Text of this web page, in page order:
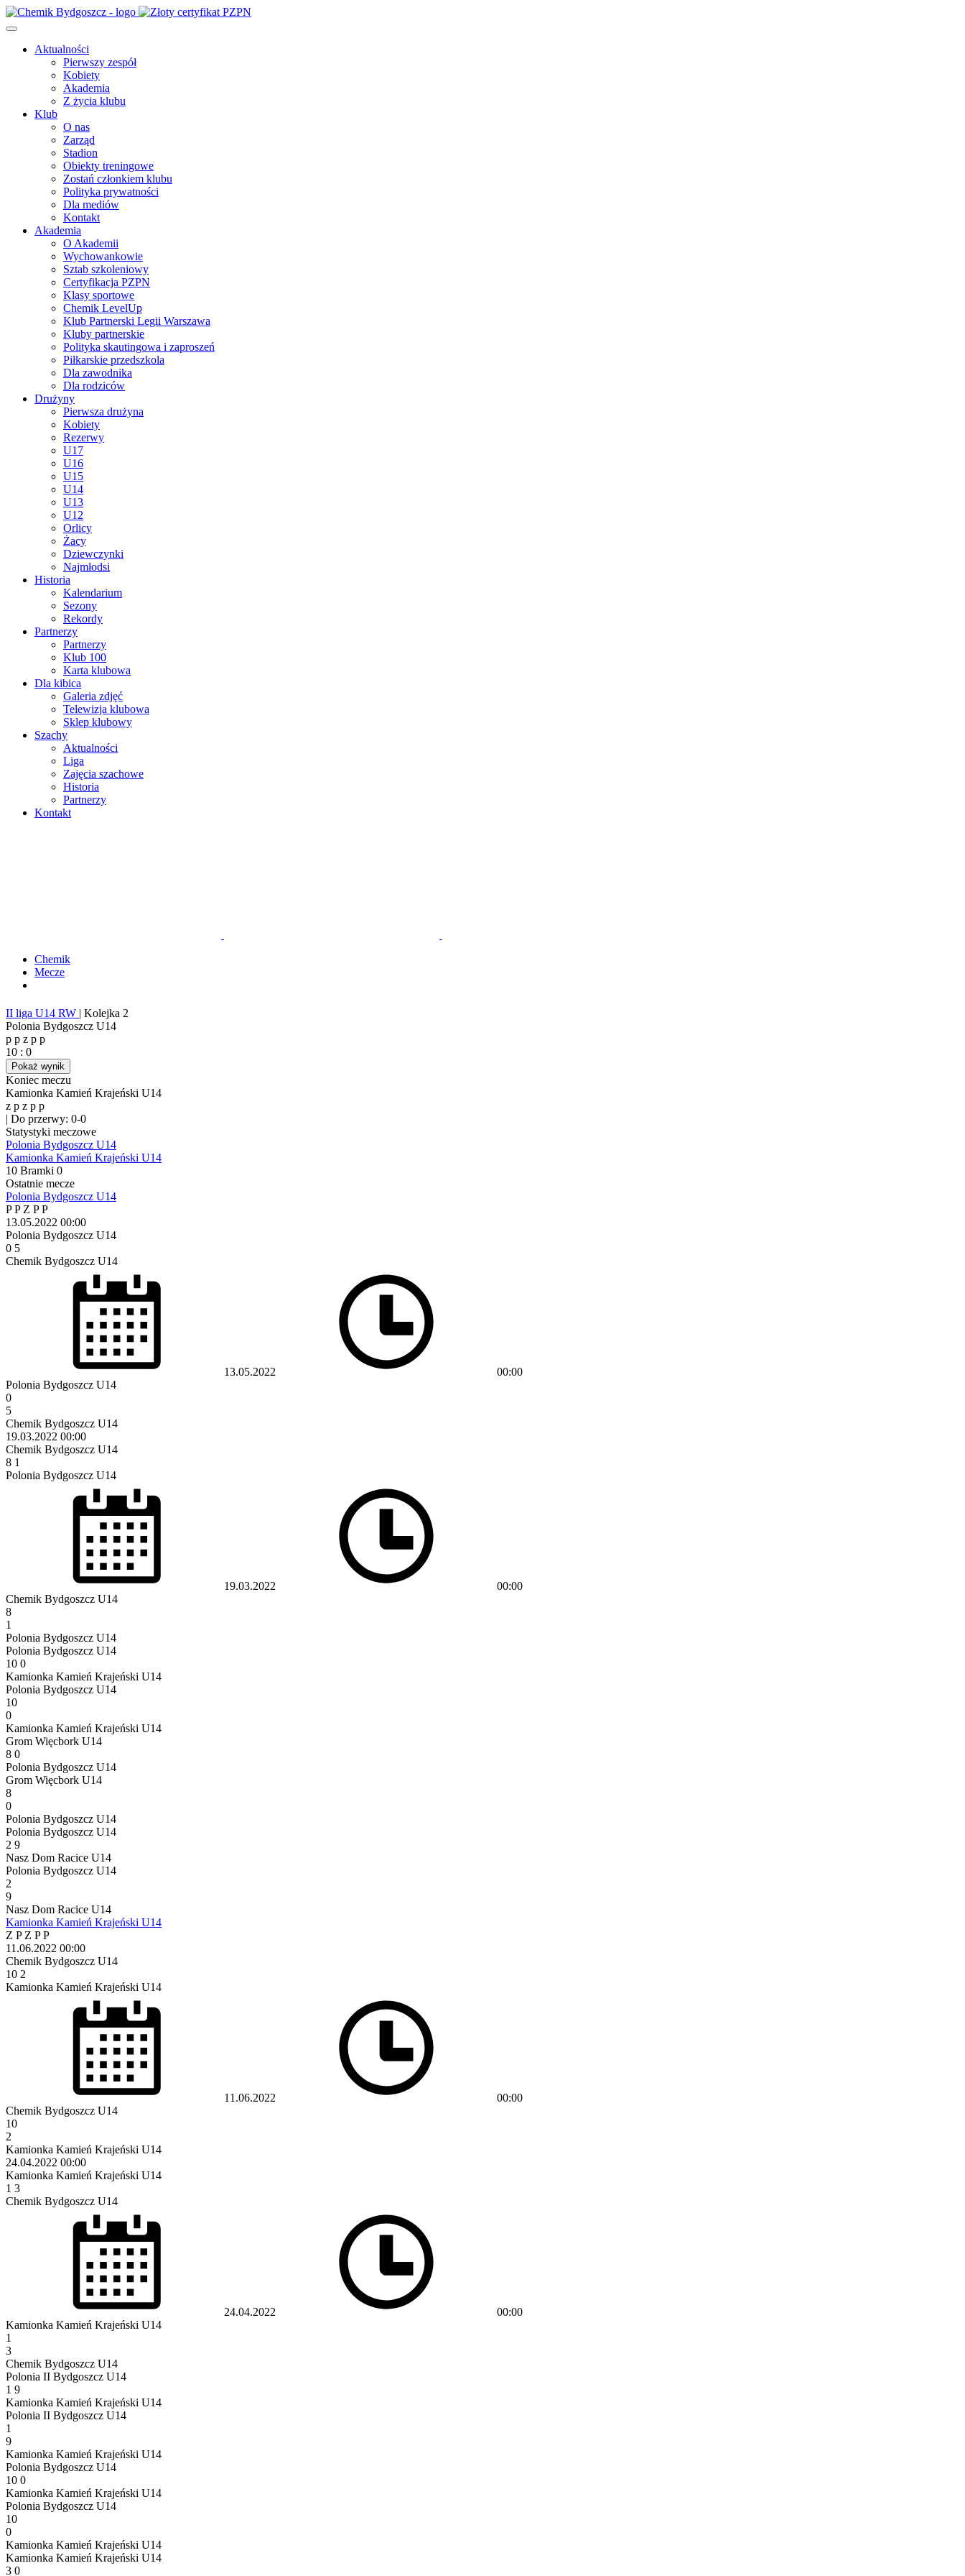
Aktualności
Pierwszy zespół
Kobiety
Akademia
Z życia klubu
Klub
O nas
Zarząd
Stadion
Obiekty treningowe
Zostań członkiem klubu
Polityka prywatności
Dla mediów
Kontakt
Akademia
O Akademii
Wychowankowie
Sztab szkoleniowy
Certyfikacja PZPN
Klasy sportowe
Chemik LevelUp
Klub Partnerski Legii Warszawa
Kluby partnerskie
Polityka skautingowa i zaproszeń
Piłkarskie przedszkola
Dla zawodnika
Dla rodziców
Drużyny
Pierwsza drużyna
Kobiety
Rezerwy
U17
U16
U15
U14
U13
U12
Orlicy
Żacy
Dziewczynki
Najmłodsi
Historia
Kalendarium
Sezony
Rekordy
Partnerzy
Partnerzy
Klub 100
Karta klubowa
Dla kibica
Galeria zdjęć
Telewizja klubowa
Sklep klubowy
Szachy
Aktualności
Liga
Zajęcia szachowe
Historia
Partnerzy
Kontakt
Chemik
Mecze
II liga U14 RW | Kolejka 2
Polonia Bydgoszcz U14
p p z p p
10 : 0
Pokaż wynik
Koniec meczu
Kamionka Kamień Krajeński U14
z p z p p
| Do przerwy: 0-0
Statystyki meczowe
Polonia Bydgoszcz U14
Kamionka Kamień Krajeński U14
10 Bramki 0
Ostatnie mecze
Polonia Bydgoszcz U14
PPZ PP
13.05.2022 00:00
Polonia Bydgoszcz U14
0 5
Chemik Bydgoszcz U14
13.05.2022
00:00
Polonia Bydgoszcz U14
0
5
Chemik Bydgoszcz U14
19.03.2022 00:00
Chemik Bydgoszcz U14
8 1
Polonia Bydgoszcz U14
19.03.2022
00:00
Chemik Bydgoszcz U14
8
1
Polonia Bydgoszcz U14
Polonia Bydgoszcz U14
10 0
Kamionka Kamień Krajeński U14
Polonia Bydgoszcz U14
10
0
Kamionka Kamień Krajeński U14
Grom Więcbork U14
8 0
Polonia Bydgoszcz U14
Grom Więcbork U14
8
0
Polonia Bydgoszcz U14
Polonia Bydgoszcz U14
2 9
Nasz Dom Racice U14
Polonia Bydgoszcz U14
2
9
Nasz Dom Racice U14
Kamionka Kamień Krajeński U14
Z PZ PP
11.06.2022 00:00
Chemik Bydgoszcz U14
10 2
Kamionka Kamień Krajeński U14
11.06.2022
00:00
Chemik Bydgoszcz U14
10
2
Kamionka Kamień Krajeński U14
24.04.2022 00:00
Kamionka Kamień Krajeński U14
1 3
Chemik Bydgoszcz U14
24.04.2022
00:00
Kamionka Kamień Krajeński U14
1
3
Chemik Bydgoszcz U14
Polonia II Bydgoszcz U14
1 9
Kamionka Kamień Krajeński U14
Polonia II Bydgoszcz U14
1
9
Kamionka Kamień Krajeński U14
Polonia Bydgoszcz U14
10 0
Kamionka Kamień Krajeński U14
Polonia Bydgoszcz U14
10
0
Kamionka Kamień Krajeński U14
Kamionka Kamień Krajeński U14
3 0